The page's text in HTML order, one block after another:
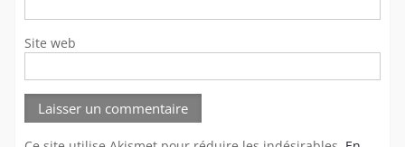
Site web